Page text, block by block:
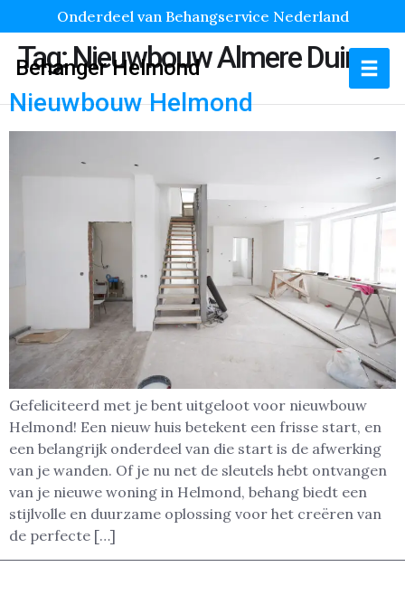
Onderdeel van Behangservice Nederland
Behanger Helmond
Tag:Nieuwbouw Almere Duin
Nieuwbouw Helmond
Gefeliciteerd met je bent uitgeloot voor nieuwbouw
Helmond! Een nieuw huis betekent een frisse start, en
een belangrijk onderdeel van die start is de afwerking
van je wanden. Of je nu net de sleutels hebt ontvangen
van je nieuwe woning in Helmond, behang biedt een
stijlvolle en duurzame oplossing voor het creëren van
de perfecte […]